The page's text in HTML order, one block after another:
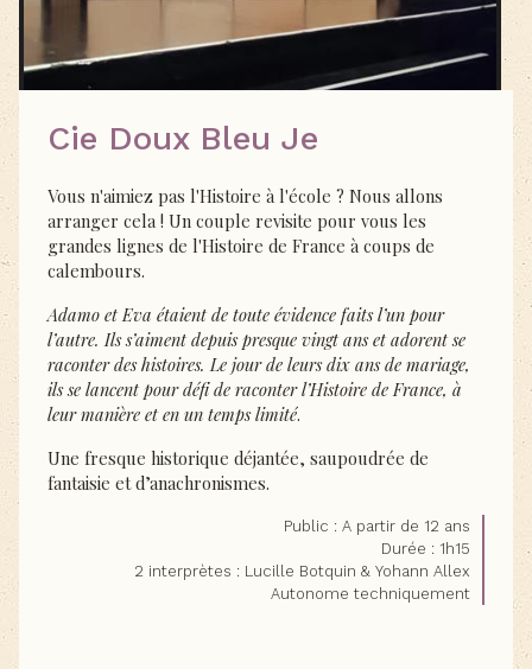
Cie Doux Bleu Je
Vous n'aimiez pas l'Histoire à l'école ? Nous allons
arranger cela ! Un couple revisite pour vous les
grandes lignes de l'Histoire de France à coups de
calembours.
Adamo et Eva étaient de toute évidence faits l’un pour
l’autre. Ils s’aiment depuis presque vingt ans et adorent se
raconter des histoires. Le jour de leurs dix ans de mariage,
ils se lancent pour défi de raconter l’Histoire de France, à
leur manière et en un temps limité.
Une fresque historique déjantée, saupoudrée de
fantaisie et d’anachronismes.
Public : A partir de 12 ans
Durée : 1h15
2 interprètes : Lucille Botquin & Yohann Allex
Autonome techniquement